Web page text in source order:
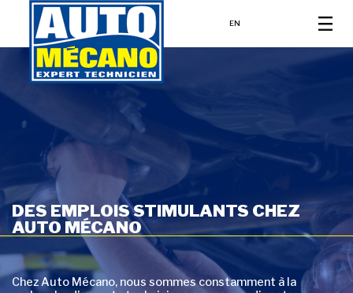
EN
DES EMPLOIS STIMULANTS CHEZ
AUTO MÉCANO
Chez Auto Mécano, nous sommes constamment à la